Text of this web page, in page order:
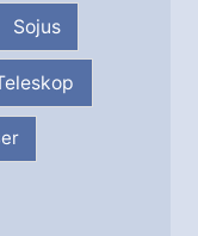
Sojus